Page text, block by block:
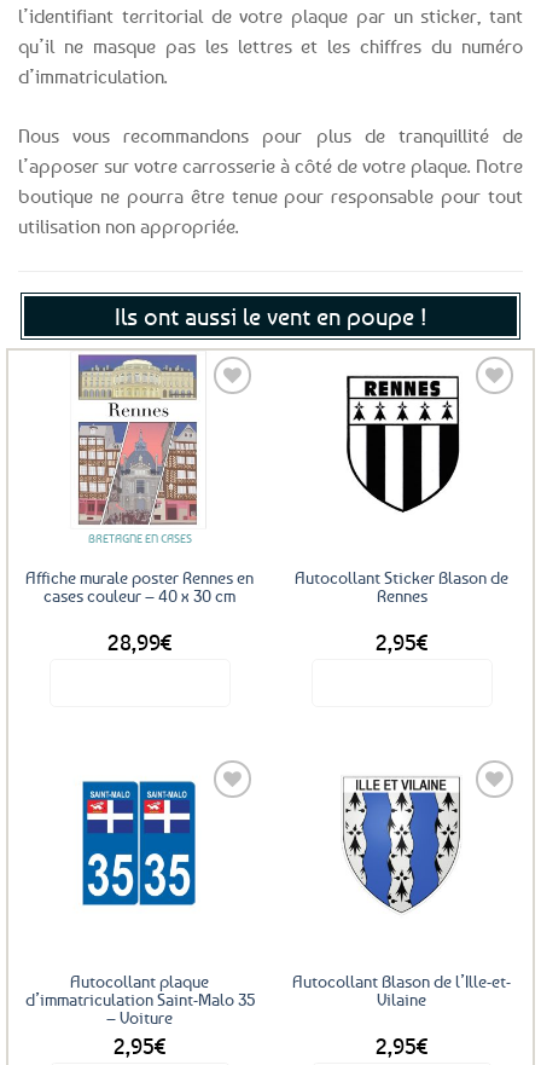
l’identifiant territorial de votre plaque par un sticker, tant
qu’il ne masque pas les lettres et les chiffres du numéro
d’immatriculation.
Nous vous recommandons pour plus de tranquillité de
l’apposer sur votre carrosserie à côté de votre plaque. Notre
boutique ne pourra être tenue pour responsable pour tout
utilisation non appropriée.
Ils ont aussi le vent en poupe !
BRETAGNE EN CASES
Affiche murale poster Rennes en
cases couleur – 40 x 30 cm
28,99€
Autocollant Sticker Blason de
Rennes
2,95€
Autocollant plaque
d’immatriculation Saint-Malo 35
– Voiture
2,95€
Autocollant Blason de l’Ille-et-
Vilaine
2,95€